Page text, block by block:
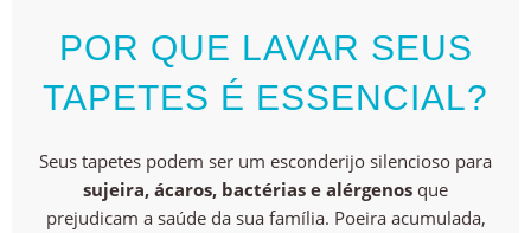
POR QUE LAVAR SEUS
TAPETES É ESSENCIAL?
Seus tapetes podem ser um esconderijo silencioso para
sujeira, ácaros, bactérias e alérgenos que
prejudicam a saúde da sua família. Poeira acumulada,